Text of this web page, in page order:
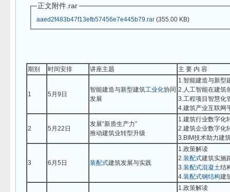
正文附件.rar
aaed2f483b47f13efb57456e7e445b79.rar (355.00 KB)
期别 时间安排 讲座主题 主 要 内 容
1 5月9日
智能建造与新型建筑工业化协同
发展
1.智能建造与新型
2.人工智能在建筑
3.工程项目智慧化
4.建筑产业互联网
2 5月22日
发展“新质生产力”
推动建筑业转型升级
1.建筑行业数字化
2.建筑企业数字化
3.BIM技术助力建
3 6月5日 装配式建筑发展与实践
1.政策解读
2. 装配式建筑实施
3. 装配式混凝土结
4. 装配式钢结构建
1.政策解读